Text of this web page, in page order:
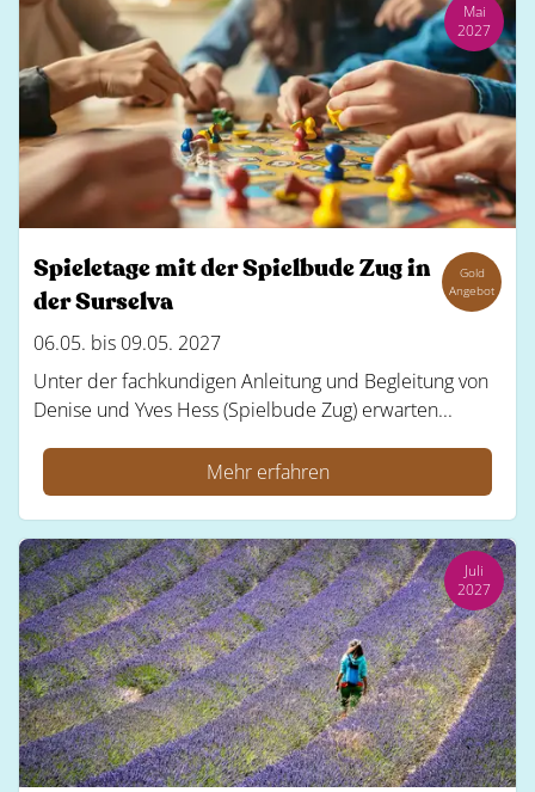
Mai
2027
Spieletage mit der Spielbude Zug in
der Surselva
Gold
Angebot
06.05. bis 09.05. 2027
Unter der fachkundigen Anleitung und Begleitung von
Denise und Yves Hess (Spielbude Zug) erwarten...
Mehr erfahren
Juli
2027